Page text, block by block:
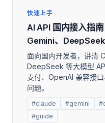
快速上手
AI API 国内接入指
Gemini、
面向国内开发者，讲清
DeepSeek 等大模型
支付、OpenAI 兼容接
问题。
#claude #gemini
#guide